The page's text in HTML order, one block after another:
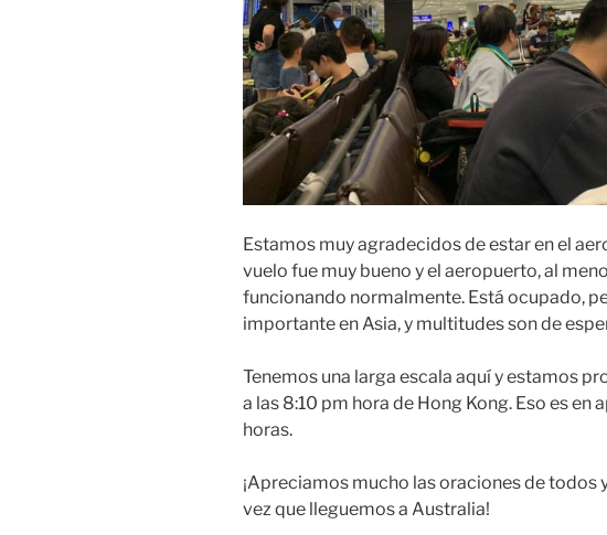
Estamos muy agradecidos de estar en el
vuelo fue muy bueno y el aeropuerto, al
funcionando normalmente. Está ocupado,
importante en Asia, y multitudes son de
Tenemos una larga escala aquí y estamos
a las 8:10 pm hora de Hong Kong. Eso es en
horas.
¡Apreciamos mucho las oraciones de todos
vez que lleguemos a Australia!